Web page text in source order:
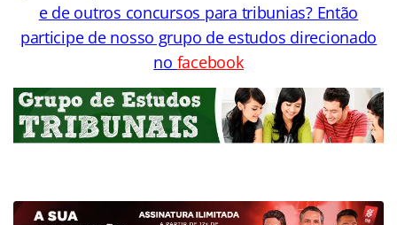
e de outros concursos para tribunias? Então
participe de nosso grupo de estudos direcionado
no facebook